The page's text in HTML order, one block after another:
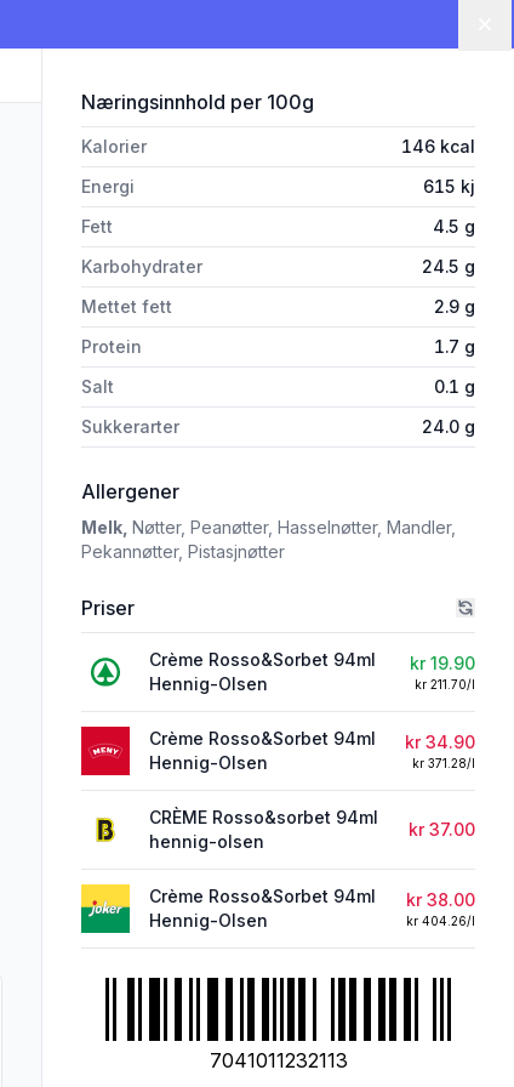
Næringsinnhold for 'Crème Rosso&Sorbet
per 100g
Kalorier 146 kcal
Energi
615 kj
Fett
4.5 g
Karbohydrater
24.5 g
Mettet fett
2.9 g
Protein
1.7 g
Salt
0.1 g
Sukkerarter
24.0 g
Allergeneri 'Crème Rosso&Sorbet 94ml
Melk, Nøtter, Peanøtter, Hasselnøtter, Mandler,
Pekannøtter, Pistasjnøtter
Priser
Crème Rosso&Sorbet 94ml
Hennig-Olsen
kr 19.90
kr 211.70/l
Crème Rosso&Sorbet 94ml
Hennig-Olsen
kr 34.90
kr 371.28/l
CRÈME Rosso&sorbet 94ml
hennig-olsen
kr 37.00
Crème Rosso&Sorbet 94ml
Hennig-Olsen
kr 38.00
kr 404.26/l
7041011232113